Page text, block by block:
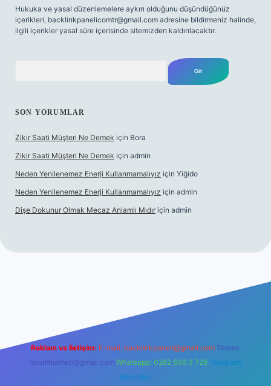
Hukuka ve yasal düzenlemelere aykırı olduğunu düşündüğünüz
içerikleri, backlinkpanelicomtr@gmail.com adresine bildirmeniz halinde,
ilgili içerikler yasal süre içerisinde sitemizden kaldırılacaktır.
SON YORUMLAR
Zikir Saati Müşteri Ne Demek için Bora
Zikir Saati Müşteri Ne Demek için admin
Neden Yenilenemez Enerji Kullanmamalıyız için Yiğido
Neden Yenilenemez Enerji Kullanmamalıyız için admin
Dişe Dokunur Olmak Mecaz Anlamlı Mıdır için admin
Reklam ve İletişim: E-mail: backlinkpaneli@gmail.com Teams:
forumhizmeti@gmail.com Whatsapp: 0262 606 0 726 Telegram:
@karabul